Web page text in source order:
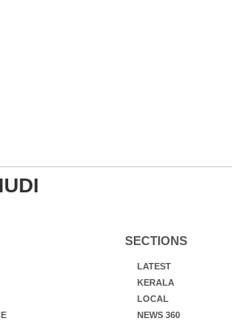
SECTIONS
LATEST
KERALA
LOCAL
NEWS 360